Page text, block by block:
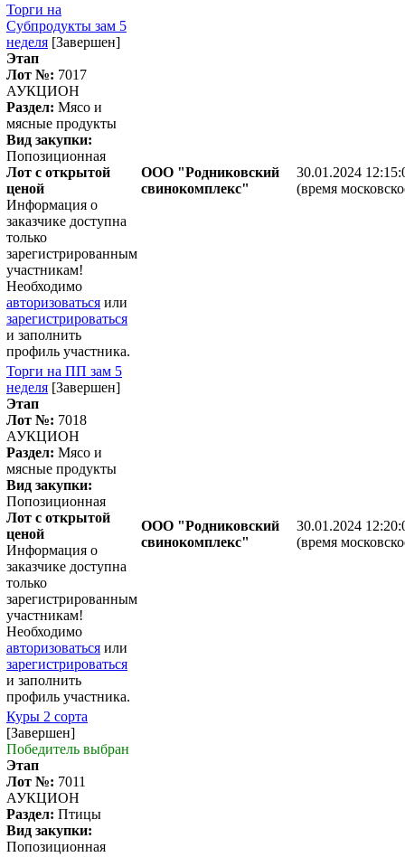
Торги на
Субпродукты зам 5
неделя [Завершен]
Этап
Лот №: 7017
АУКЦИОН
Раздел: Мясо и
мясные продукты
Вид закупки:
Попозиционная
Лот с открытой
ценой
Информация о
заказчике доступна
только
зарегистрированным
участникам!
Необходимо
авторизоваться или
зарегистрироваться
и заполнить
профиль участника.
ООО "Родниковский
свинокомплекс"
30.01.2024
(время
Торги на ПП зам 5
неделя [Завершен]
Этап
Лот №: 7018
АУКЦИОН
Раздел: Мясо и
мясные продукты
Вид закупки:
Попозиционная
Лот с открытой
ценой
Информация о
заказчике доступна
только
зарегистрированным
участникам!
Необходимо
авторизоваться или
зарегистрироваться
и заполнить
профиль участника.
ООО "Родниковский
свинокомплекс"
30.01.2024
(время
Куры 2 сорта
[Завершен]
Победитель выбран
Этап
Лот №: 7011
АУКЦИОН
Раздел: Птицы
Вид закупки:
Попозиционная